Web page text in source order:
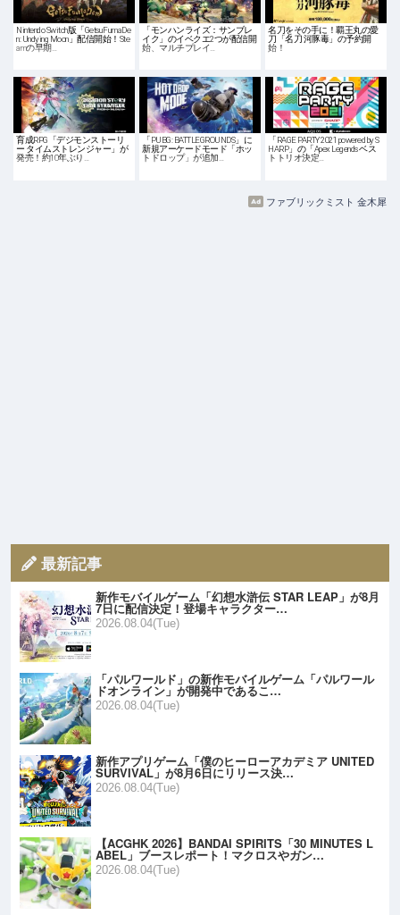
Nintendo Switch版「GetsuFumaDe
n: Undying Moon」配信開始！Ste
amの早期…
「モンハンライズ：サンブレ
イク」のイベクエ2つが配信開
始、マルチプレイ…
名刀をその手に！覇王丸の愛
刀「名刀 河豚毒」の予約開
始！
育成RPG「デジモンストーリ
ー タイムストレンジャー」が
発売！約10年ぶり…
「PUBG: BATTLEGROUNDS」に
新規アーケードモード「ホッ
トドロップ」が追加…
「RAGE PARTY 2021 powered by S
HARP」の「Apex Legends ベス
トトリオ決定…
ファブリックミスト 金木犀
最新記事
新作モバイルゲーム「幻想水滸伝 STAR LEAP」が8月
7日に配信決定！登場キャラクター…
2026.08.04(Tue)
「パルワールド」の新作モバイルゲーム「パルワール
ドオンライン」が開発中であるこ…
2026.08.04(Tue)
新作アプリゲーム「僕のヒーローアカデミア UNITED
SURVIVAL」が8月6日にリリース決…
2026.08.04(Tue)
【ACGHK 2026】BANDAI SPIRITS「30 MINUTES L
ABEL」ブースレポート！マクロスやガン…
2026.08.04(Tue)